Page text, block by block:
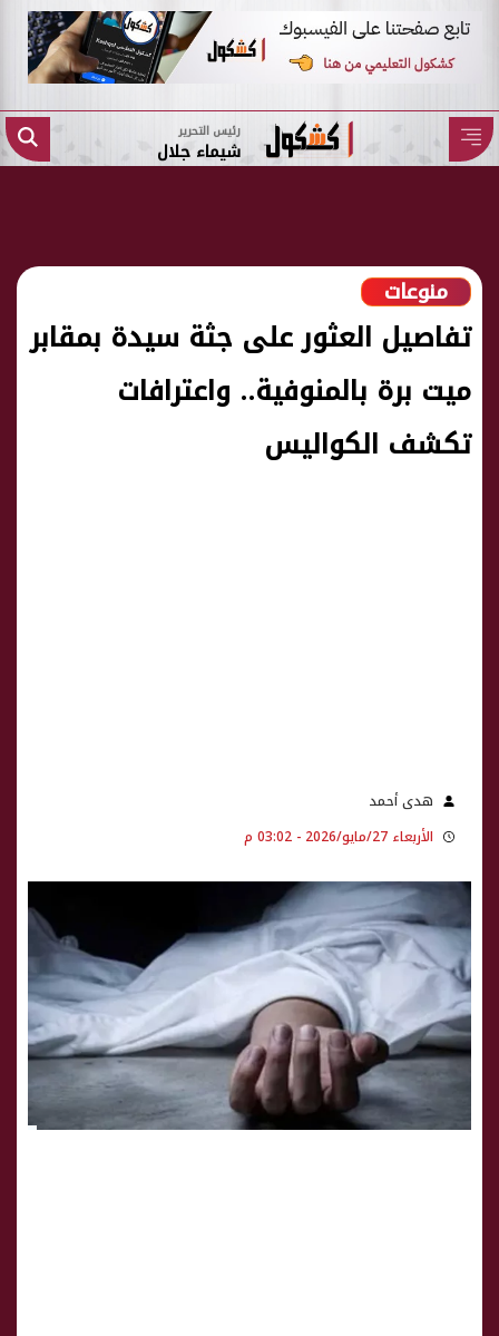
رئيس التحرير
شيماء جلال
منوعات
تفاصيل العثور على جثة سيدة بمقابر
ميت برة بالمنوفية.. واعترافات
تكشف الكواليس
هدى أحمد
الأربعاء 27/مايو/2026 - 03:02 م